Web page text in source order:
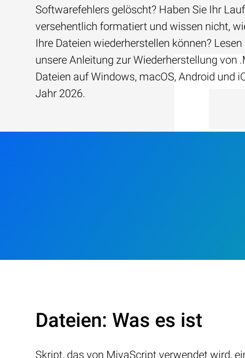
Softwarefehlers gelöscht? Haben Sie Ihr
versehentlich formatiert und wissen nicht,
Ihre Dateien wiederherstellen können? Lesen
unsere Anleitung zur Wiederherstellung von
Dateien auf Windows, macOS, Android und
Jahr 2026.
Dateien: Was es ist
Skript, das von MivaScript verwendet wird,